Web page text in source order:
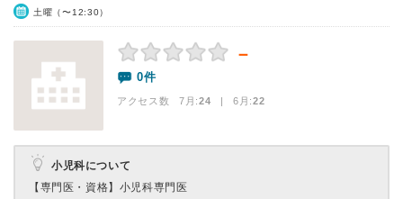
土曜（〜12:30）
－
0件
アクセス数 7月:24 | 6月:22
小児科について
【専門医・資格】 小児科専門医